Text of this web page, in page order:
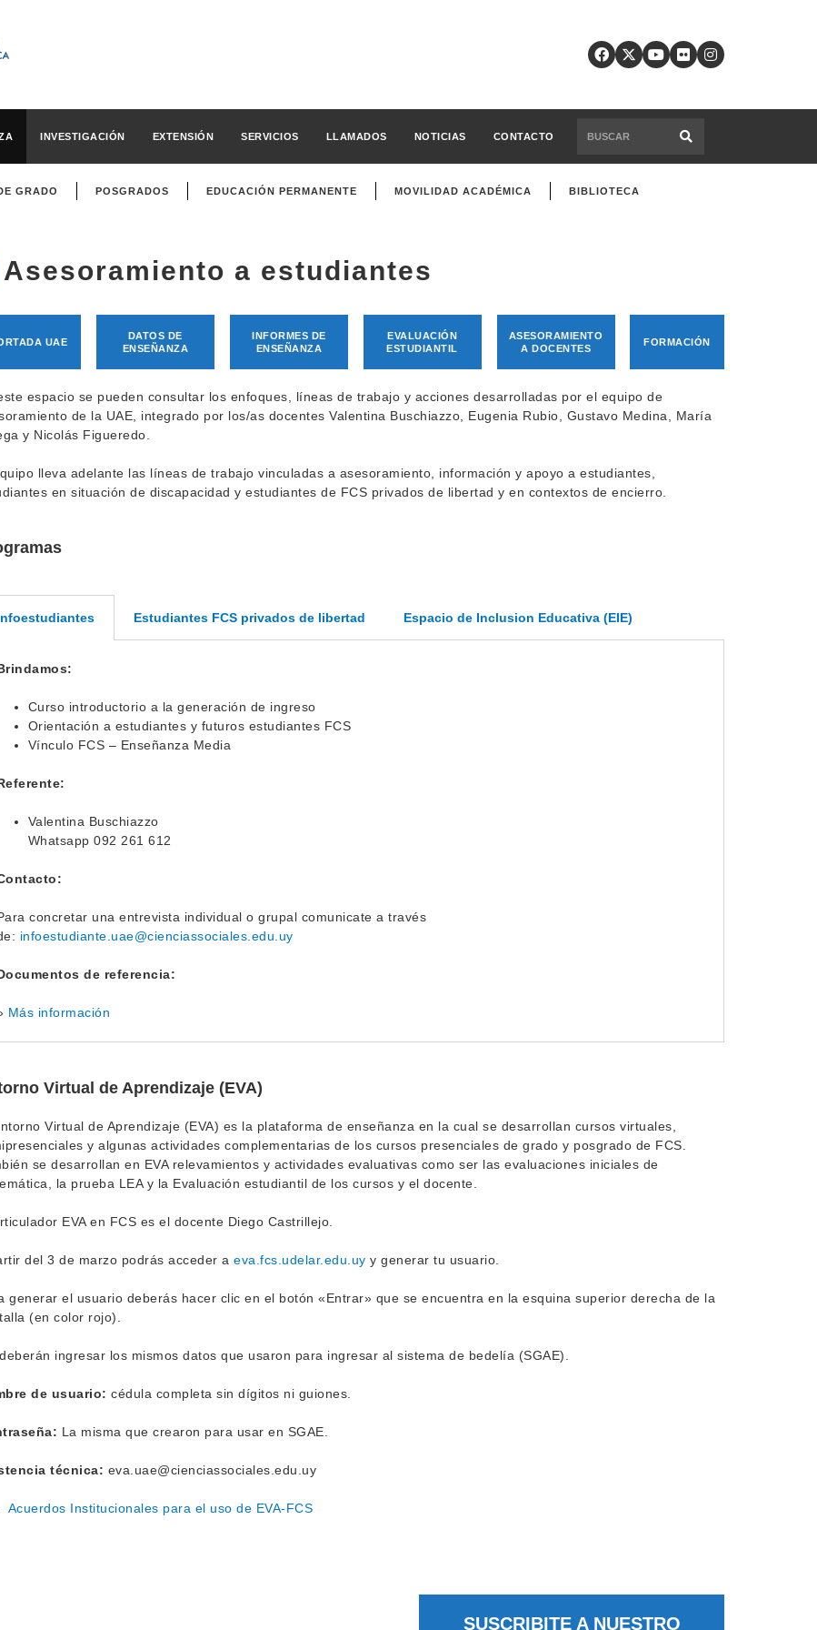
INVESTIGACIÓN EXTENSIÓN SERVICIOS LLAMADOS NOTICIAS CONTACTO
GRADO POSGRADOS EDUCACIÓN PERMANENTE MOVILIDAD ACADÉMICA BIBLIOTECA
Asesoramiento a estudiantes
UAE
DATOS DE
ENSEÑANZA
INFORMES DE
ENSEÑANZA
EVALUACIÓN
ESTUDIANTIL
ASESORAMIENTO
A DOCENTES
FORMACIÓN
espacio se pueden consultar los enfoques, líneas de trabajo y acciones desarrolladas por el equipo de
de la UAE, integrado por los/as docentes Valentina Buschiazzo, Eugenia Rubio, Gustavo Medina, María
y Nicolás Figueredo.
lleva adelante las líneas de trabajo vinculadas a asesoramiento, información y apoyo a estudiantes,
en situación de discapacidad y estudiantes de FCS privados de libertad y en contextos de encierro.
Estudiantes FCS privados de libertad Espacio de Inclusion Educativa (EIE)
Curso introductorio a la generación de ingreso
Orientación a estudiantes y futuros estudiantes FCS
Vínculo FCS – Enseñanza Media
Valentina Buschiazzo
Whatsapp 092 261 612
concretar una entrevista individual o grupal comunicate a través
infoestudiante.uae@cienciassociales.edu.uy
de referencia:
Más información
Virtual de Aprendizaje (EVA)
Virtual de Aprendizaje (EVA) es la plataforma de enseñanza en la cual se desarrollan cursos virtuales,
y algunas actividades complementarias de los cursos presenciales de grado y posgrado de FCS.
se desarrollan en EVA relevamientos y actividades evaluativas como ser las evaluaciones iniciales de
la prueba LEA y la Evaluación estudiantil de los cursos y el docente.
EVA en FCS es el docente Diego Castrillejo.
del 3 de marzo podrás acceder a eva.fcs.udelar.edu.uy y generar tu usuario.
generar el usuario deberás hacer clic en el botón «Entrar» que se encuentra en la esquina superior derecha de la
(en color rojo).
ingresar los mismos datos que usaron para ingresar al sistema de bedelía (SGAE).
de usuario: cédula completa sin dígitos ni guiones.
La misma que crearon para usar en SGAE.
técnica: eva.uae@cienciassociales.edu.uy
Acuerdos Institucionales para el uso de EVA-FCS
SUSCRIBITE A NUESTRO